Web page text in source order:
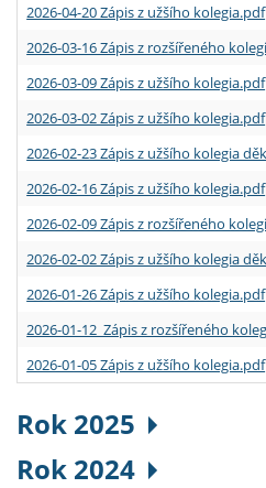
2026-04-20 Zápis z užšího kolegia.pdf
2026-03-16 Zápis z rozšířeného
2026-03-09 Zápis z užšího kolegia.pdf
2026-03-02 Zápis z užšího kolegia.pdf
2026-02-23 Zápis z užšího kolegia
2026-02-16 Zápis z užšího kolegia.pdf
2026-02-09 Zápis z rozšířeného
2026-02-02 Zápis z užšího kolegia
2026-01-26 Zápis z užšího kolegia.pdf
2026-01-12 Zápis z rozšířeného
2026-01-05 Zápis z užšího kolegia.pdf
Rok 2025
Rok 2024